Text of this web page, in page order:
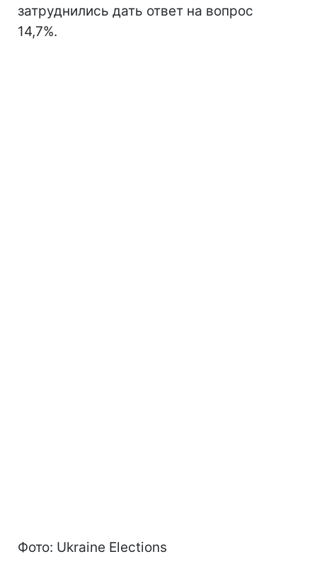
затруднились дать ответ на вопрос
14,7%.
Фото: Ukraine Elections